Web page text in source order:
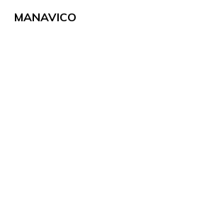
MANAVICO